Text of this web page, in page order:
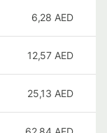
6,28 AED
12,57 AED
25,13 AED